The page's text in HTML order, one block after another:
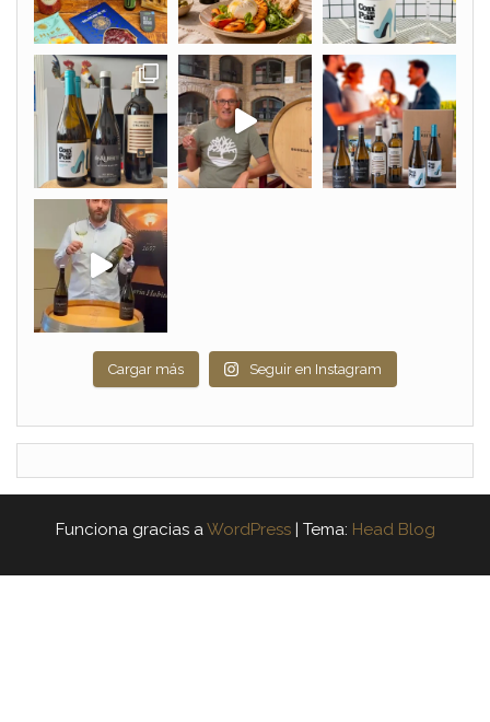
Cargar más Seguir en Instagram
Funciona gracias aWordPress | Tema: Head Blog